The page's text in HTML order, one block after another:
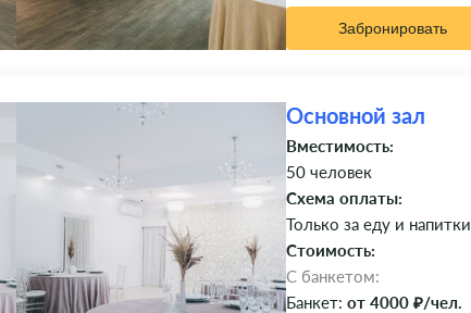
Забронировать
Основной зал
Вместимость:
50 человек
Схема оплаты:
Только за еду и напитки
Стоимость:
C банкетом:
Банкет: от 4000 ₽/чел.